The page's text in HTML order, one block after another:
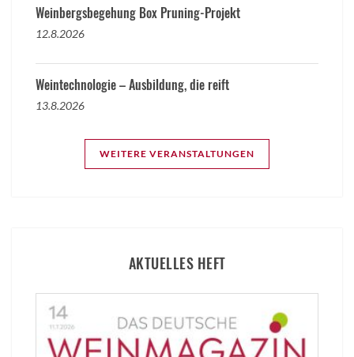
Weinbergsbegehung Box Pruning-Projekt
12.8.2026
Weintechnologie – Ausbildung, die reift
13.8.2026
WEITERE VERANSTALTUNGEN
AKTUELLES HEFT